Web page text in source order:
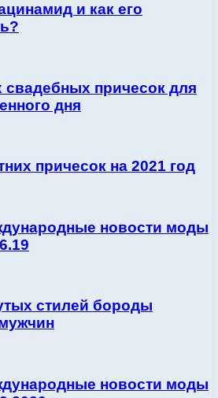
и как его
причесок для
дня
причесок на 2021 год
новости моды
стилей бороды
новости моды